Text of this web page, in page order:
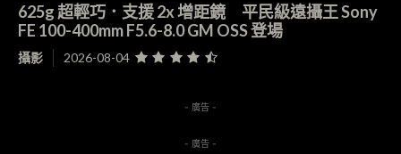
625g 超輕巧．支援 2x 增距鏡 平民級遠攝王 Sony
FE 100-400mm F5.6-8.0 GM OSS 登場
攝影 2026-08-04
- 廣告 -
- 廣告 -